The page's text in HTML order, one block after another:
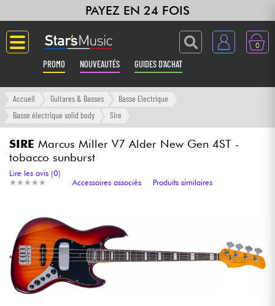
PAYEZ EN 24 FOIS
0
PROMO NOUVEAUTÉS GUIDES D'ACHAT
Langue
Amplis & Effets
Synthés & Sampleurs
Home Studio
Casques
Accueil Guitares & Basses
Basse Electrique
Basse électrique solid body
Sire
SIRE Marcus Miller V7 Alder New Gen 4ST -
tobacco sunburst
★ ★ ★ ★ ★
★ ★ ★ ★ ★
Lire les avis (0)
Accessoires associés
Produits similaires